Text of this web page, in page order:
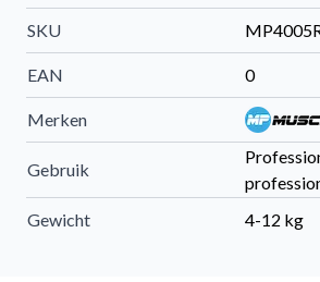
Voordelen van rubber clubbells
Complete full-body training:kracht,
conditie in één workout
Verbeterde coördinatie:ideaal voor
rotatiegerichte oefeningen
Veelzijdig inzetbaar:
geschikt voor
training
Ergonomische grip:
comfortabele
SKU
EAN 0
Merken
Gebruik
Gewicht
4-12 kg